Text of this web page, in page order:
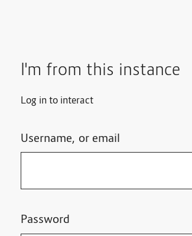
I'm from this instance
Log in to interact
Username, or email
Password